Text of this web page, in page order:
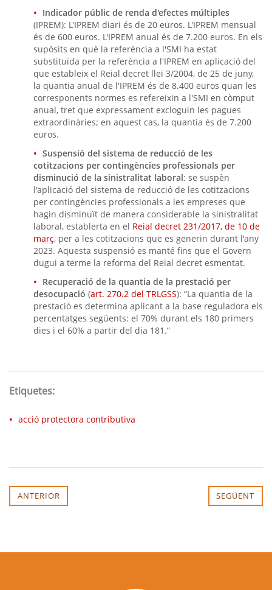
Indicador públic de renda d'efectes múltiples
(IPREM): L'IPREM diari és de 20 euros. L'IPREM mensual
és de 600 euros. L'IPREM anual és de 7.200 euros. En els
supòsits en què la referència a l'SMI ha estat
substituïda per la referència a l'IPREM en aplicació del
que estableix el Reial decret llei 3/2004, de 25 de juny,
la quantia anual de l'IPREM és de 8.400 euros quan les
corresponents normes es refereixin a l'SMI en còmput
anual, tret que expressament excloguin les pagues
extraordinàries; en aquest cas, la quantia és de 7.200
euros.
Suspensió del sistema de reducció de les
cotitzacions per contingències professionals per
disminució de la sinistralitat laboral: se suspèn
l'aplicació del sistema de reducció de les cotitzacions
per contingències professionals a les empreses que
hagin disminuït de manera considerable la sinistralitat
laboral, establerta en el Reial decret 231/2017, de 10 de
març, per a les cotitzacions que es generin durant l'any
2023. Aquesta suspensió es manté fins que el Govern
dugui a terme la reforma del Reial decret esmentat.
Recuperació de la quantia de la prestació per
desocupació (art. 270.2 del TRLGSS): “La quantia de la
prestació es determina aplicant a la base reguladora els
percentatges següents: el 70% durant els 180 primers
dies i el 60% a partir del dia 181.”
Etiquetes:
acció protectora contributiva
ANTERIOR SEGÜENT